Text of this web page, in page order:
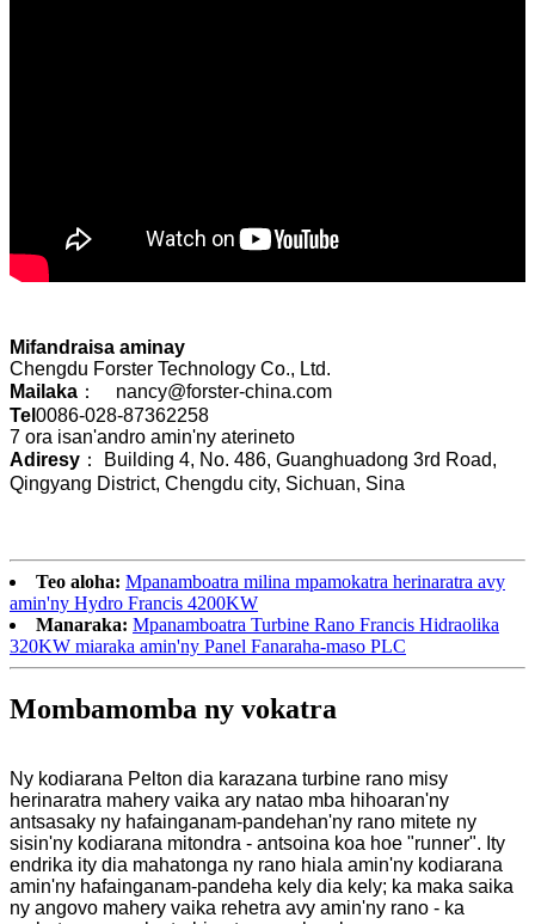
Mifandraisa aminay
Chengdu Forster Technology Co., Ltd.
Mailaka ： nancy@forster-china.com
Tel 0086-028-87362258
7 ora isan'andro amin'ny aterineto
Adiresy ： Building 4, No. 486, Guanghuadong 3rd Road,
Qingyang District, Chengdu city, Sichuan, Sina
Teo aloha: Mpanamboatra milina mpamokatra herinaratra avy
amin'ny Hydro Francis 4200KW
Manaraka: Mpanamboatra Turbine Rano Francis Hidraolika
320KW miaraka amin'ny Panel Fanaraha-maso PLC
Mombamomba ny vokatra
Ny kodiarana Pelton dia karazana turbine rano misy
herinaratra mahery vaika ary natao mba hihoaran'ny
antsasaky ny hafainganam-pandehan'ny rano mitete ny
sisin'ny kodiarana mitondra - antsoina koa hoe "runner". Ity
endrika ity dia mahatonga ny rano hiala amin'ny kodiarana
amin'ny hafainganam-pandeha kely dia kely; ka maka saika
ny angovo mahery vaika rehetra avy amin'ny rano - ka